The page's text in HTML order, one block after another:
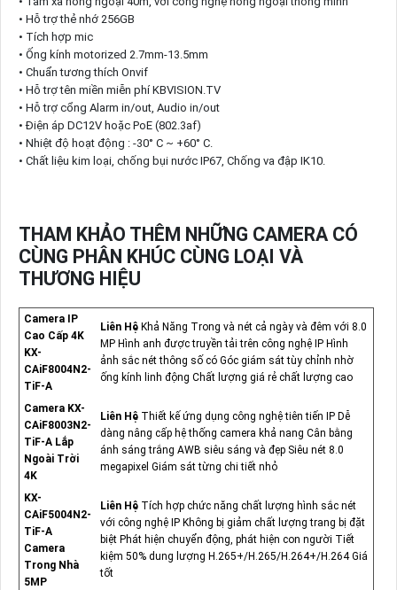
• Hỗ trợ thẻ nhớ 256GB
• Tích hợp mic
• Ống kính motorized 2.7mm-13.5mm
• Chuẩn tương thích Onvif
• Hỗ trợ tên miền miễn phí KBVISION.TV
• Hỗ trợ cổng Alarm in/out, Audio in/out
• Điện áp DC12V hoặc PoE (802.3af)
• Nhiệt độ hoạt động : -30° C ~ +60° C.
• Chất liệu kim loại, chống bụi nước IP67, Chống va đập IK10.
THAM KHẢO THÊM NHỮNG CAMERA CÓ
CÙNG PHÂN KHÚC CÙNG LOẠI VÀ
THƯƠNG HIỆU
Camera IP
Cao Cấp 4K
KX-
CAiF8004N2-
TiF-A
Liên HệKhả Năng Trong và nét cả ngày và đêm với 8.0
MP Hình anh được truyền tải trên công nghệ IP Hình
ảnh sắc nét thông số có Góc giám sát tùy chỉnh nhờ
ống kính linh động Chất lượng giá rẻ chất lượng cao
Camera KX-
CAiF8003N2-
TiF-A Lắp
Ngoài Trời
4K
Liên HệThiết kế ứng dụng công nghệ tiên tiến IP Dễ
dàng nâng cấp hệ thống camera khả nang Cân bằng
ánh sáng trắng AWB siêu sáng và đẹp Siêu nét 8.0
megapixel Giám sát từng chi tiết nhỏ
KX-
CAiF5004N2-
TiF-A
Camera
Trong Nhà
5MP
Liên HệTích hợp chức năng chất lượng hình sắc nét
với công nghệ IP Không bị giảm chất lượng trang bị đặt
biệt Phát hiện chuyển động, phát hiện con người Tiết
kiệm 50% dung lượng H.265+/H.265/H.264+/H.264 Giá
tốt